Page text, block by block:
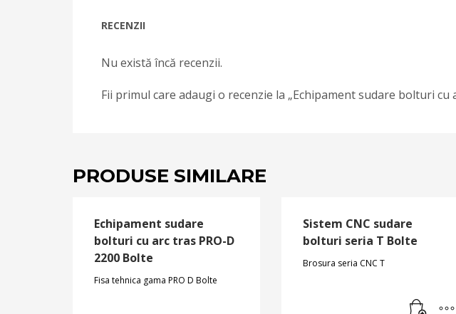
RECENZII
Nu există încă recenzii.
Fii primul care adaugi o recenzie la „Echipament sudare bolturi cu
PRODUSE SIMILARE
Echipament sudare
bolturi cu arc tras PRO-D
2200 Bolte
Fisa tehnica gama PRO D Bolte
Sistem CNC sudare
bolturi seria T Bolte
Brosura seria CNC T